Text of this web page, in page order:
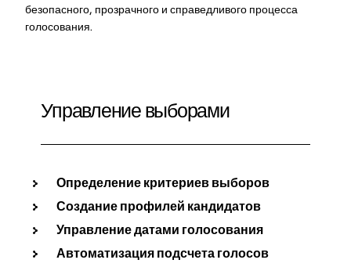
безопасного, прозрачного и справедливого процесса
голосования.
Управление выборами
Определение критериев выборов
Создание профилей кандидатов
Управление датами голосования
Автоматизация подсчета голосов